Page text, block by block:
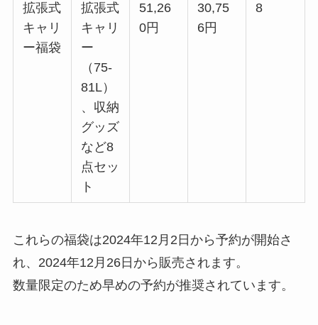
拡張式
キャリ
ー福袋
拡張式
キャリ
ー
（75-
81L）
、収納
グッズ
など8
点セッ
ト
51,26
0円
30,75
6円
8
これらの福袋は2024年12月2日から予約が開始さ
れ、2024年12月26日から販売されます。
数量限定のため早めの予約が推奨されています。